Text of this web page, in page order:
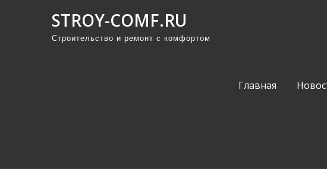
STROY-COMF.RU
Строительство и ремонт с комфортом
Главная